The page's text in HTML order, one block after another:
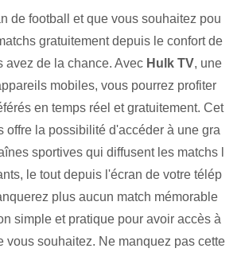
de football et que vous souhaitez pou
gratuitement depuis le confort de
avez de la chance. Avec Hulk TV, une
mobiles, vous pourrez profiter
en temps réel et gratuitement. Cet
offre la possibilité d'accéder à une gra
sportives qui diffusent les matchs l
le tout depuis l'écran de votre télép
plus aucun match mémorable
simple et pratique pour avoir accès à
vous souhaitez. Ne manquez pas cette